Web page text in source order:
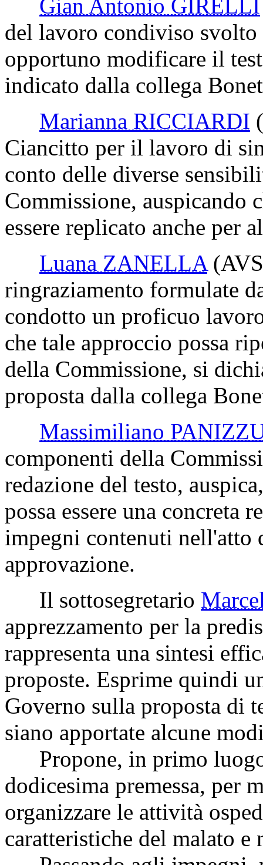
Gian Antonio GIRELLI
del lavoro condiviso
opportuno modificare il
indicato dalla collega
Marianna RICCIARDI
Ciancitto per il lavoro di
conto delle diverse
Commissione, auspicando
essere replicato anche per
Luana ZANELLA
ringraziamento formulate
condotto un proficuo
che tale approccio possa
della Commissione, si
proposta dalla collega
Massimiliano
componenti della
redazione del testo,
possa essere una concreta
impegni contenuti
approvazione.
Il sottosegretario
apprezzamento per la
rappresenta una sintesi
proposte. Esprime quindi
Governo sulla proposta di
siano apportate alcune
Propone, in primo
dodicesima premessa, per
organizzare le attività
caratteristiche del malato e